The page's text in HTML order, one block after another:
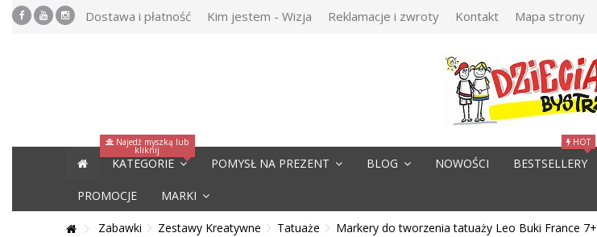
Dostawa i płatność Kim jestem - Wizja Reklamacje i zwroty Kontakt Mapa strony
KATEGORIE
Najedź myszką lub
kliknij
POMYSŁ NA PREZENT BLOG NOWOŚCI BESTSELLERY
HOT
PROMOCJE MARKI
Zabawki Zestawy Kreatywne Tatuaże Markery do tworzenia tatuaży Leo Buki France 7+